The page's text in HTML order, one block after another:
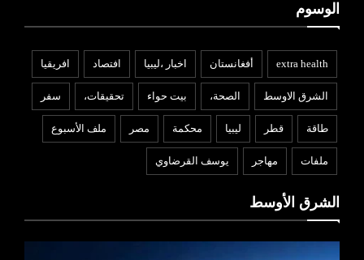
الوسوم
extra health أفغانستان اخبار ،ليبيا افتصاد افريقيا
الشرق الاوسط الصحة، بيت حواء تحقيقات، سفر
طاقة قطر ليبيا محكمة مصر ملف الأسبوع
ملفات مهاجر يوسف القرضاوي
الشرق الأوسط